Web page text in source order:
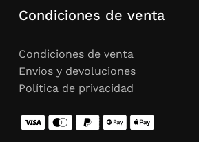
Condiciones de venta
Condiciones de venta
Envíos y devoluciones
Política de privacidad